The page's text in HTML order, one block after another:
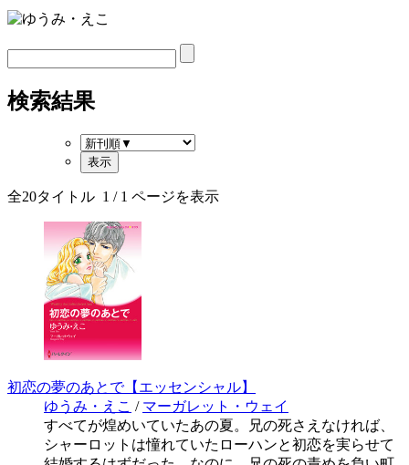
検索結果
全20タイトル 1 / 1 ページを表示
初恋の夢のあとで【エッセンシャル】
ゆうみ・えこ / マーガレット・ウェイ
すべてが煌めいていたあの夏。兄の死さえなければ、
シャーロットは憧れていたローハンと初恋を実らせて